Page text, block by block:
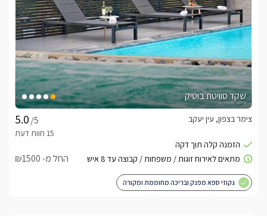
שקד סוויטת בוטיק
/5
צימר בצפון, עין יעקב
החל מ- ₪1500
גקוזי ספא מפנק ובריכה מחוממת ומקורה